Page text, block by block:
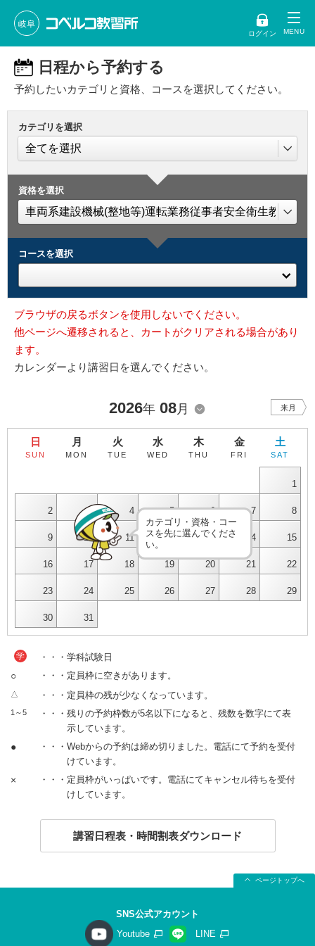
岐阜
ログイン
日程から予約する
予約したいカテゴリと資格、コースを選択してください。
カテゴリを選択
資格を選択
コースを選択
ブラウザの戻るボタンを使用しないでください。
他ページへ遷移されると、カートがクリアされる場合があり
ます。
カレンダーより講習日を選んでください。
2026年 08月 来月
日
SUN
月
MON
火
TUE
水
WED
木
THU
金
FRI
土
SAT
1
2 3 4 5 6 7 8
9 10 11 12 13 14 15
16 17 18 19 20 21 22
23 24 25 26 27 28 29
30 31
カテゴリ・資格・コー
スを先に選んでくださ
い。
学 ・・・学科試験日
○ ・・・定員枠に空きがあります。
△ ・・・定員枠の残が少なくなっています。
1～5
・・・残りの予約枠数が5名以下になると、残数を数字にて表
示しています。
●
・・・Webからの予約は締め切りました。電話にて予約を受付
けています。
×
・・・定員枠がいっぱいです。電話にてキャンセル待ちを受付
けしています。
講習日程表・時間割表ダウンロード
ページトップへ
SNS公式アカウント
Youtube
LINE